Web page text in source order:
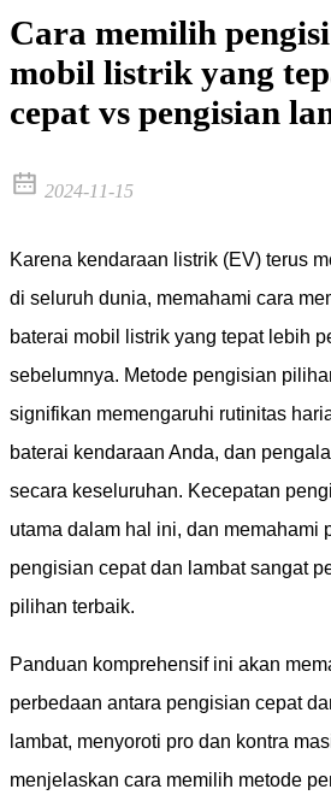
Cara memilih
mobil listrik yang
cepat vs pengisian
2024-11-15
Karena kendaraan listrik (EV) terus
di seluruh dunia, memahami cara
baterai mobil listrik yang tepat lebih
sebelumnya. Metode pengisian
signifikan memengaruhi rutinitas
baterai kendaraan Anda, dan
secara keseluruhan. Kecepatan
utama dalam hal ini, dan memahami
pengisian cepat dan lambat sangat
pilihan terbaik.
Panduan komprehensif ini akan
perbedaan antara pengisian cepat
lambat, menyoroti pro dan kontra
menjelaskan cara memilih metode